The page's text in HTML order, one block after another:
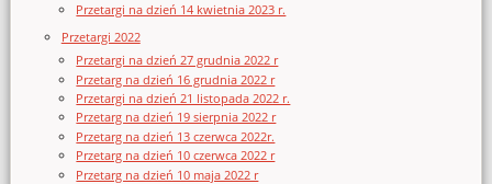
Przetargi na dzień 14 kwietnia 2023 r.
Przetargi 2022
Przetargi na dzień 27 grudnia 2022 r
Przetarg na dzień 16 grudnia 2022 r
Przetargi na dzień 21 listopada 2022 r.
Przetarg na dzień 19 sierpnia 2022 r
Przetarg na dzień 13 czerwca 2022r.
Przetarg na dzień 10 czerwca 2022 r
Przetarg na dzień 10 maja 2022 r